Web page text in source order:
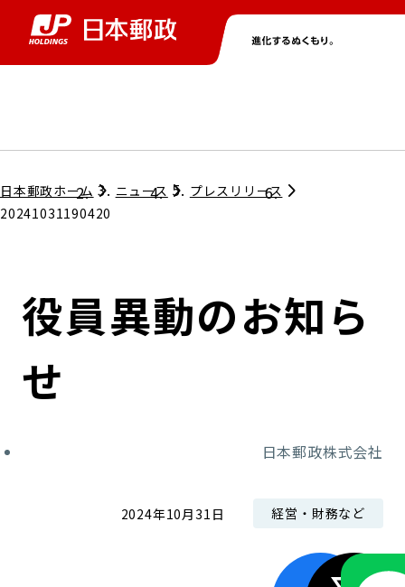
グループ情報トップ
コンプライアンス
ガバナンス
株主・投資家情報トップ
個人投資家のみなさまへ
株式情報
ニューストップ
サステナビリティトップ
担当役員メッセージ
サステナビリティマネジメント
採用情報トップ
日本郵政ホーム ニュース
プレスリリース
20241031190420
役員異動のお知ら
せ
日本郵政株式会社
2024年10月31日 経営・財務など